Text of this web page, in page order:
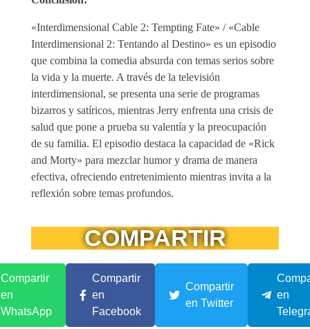
«Interdimensional Cable 2: Tempting Fate» / «Cable
Interdimensional 2: Tentando al Destino» es un episodio
que combina la comedia absurda con temas serios sobre
la vida y la muerte. A través de la televisión
interdimensional, se presenta una serie de programas
bizarros y satíricos, mientras Jerry enfrenta una crisis de
salud que pone a prueba su valentía y la preocupación
de su familia. El episodio destaca la capacidad de «Rick
and Morty» para mezclar humor y drama de manera
efectiva, ofreciendo entretenimiento mientras invita a la
reflexión sobre temas profundos.
COMPARTIR
Compartir
en
WhatsApp
Compartir
en
Facebook
Compartir
en Twitter
en